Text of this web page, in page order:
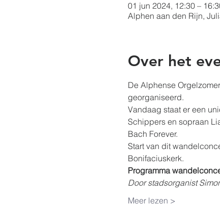
01 jun 2024, 12:30 –
Alphen aan den Rijn,
Over het
De Alphense
georganiseerd.
Vandaag staat er een
Schippers en sopraan
Bach Forever.
Start van dit
Bonifaciuskerk.
Programma
Door stadsorganist
Meer lezen >